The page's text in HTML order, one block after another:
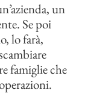
un
Se poi
lo farà,
famiglie che